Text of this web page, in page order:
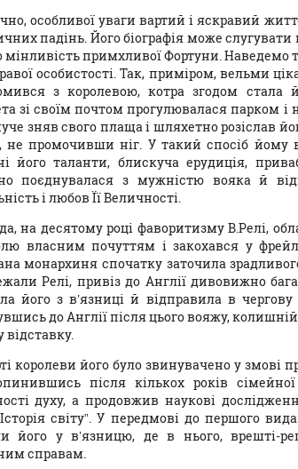
особливої уваги вартий і яскравий
падінь. Його біографія може
мінливість примхливої Фортуни. Наведемо
особистості. Так, приміром, вельми
з королевою, котра згодом стала
зі своїм почтом прогулювалася парком
зняв свого плаща і шляхетно розіслав
не промочивши ніг. У такий спосіб йому
його таланти, блискуча ерудиція,
поєднувалася з мужністю вояка й
і любов Її Величності.
на десятому році фаворитизму В.Релі,
власним почуттям і закохався у
монархиня спочатку заточила
Релі, привіз до Англії дивовижно
його з в’язниці й відправила в
до Англії після цього вояжу,
відставку.
королеви його було звинувачено у змові
після кількох років
духу, а продовжив наукові
світу”. У передмові до першого
його у в’язницю, де в нього, врешті-
справам.